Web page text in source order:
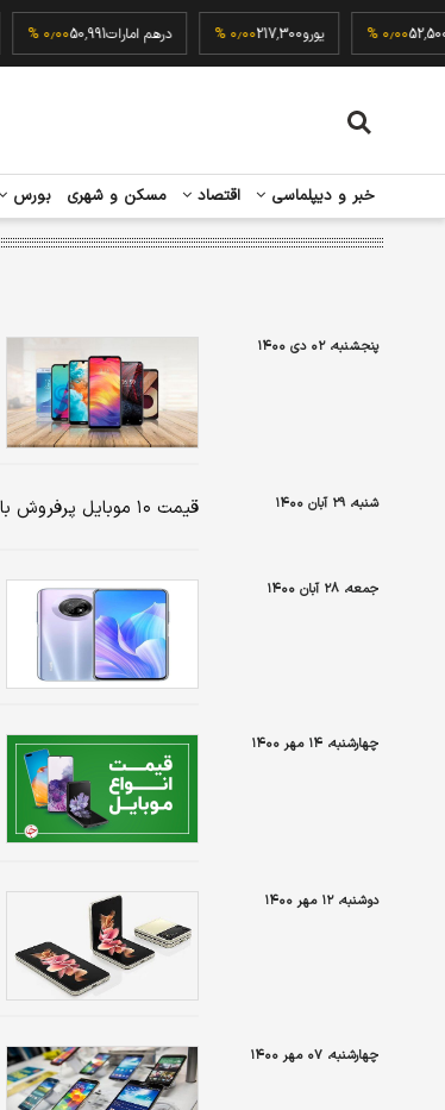
52,500,000۰٫۰۰ % یورو217,300۰٫۰۰ % درهم امارات50,991۰٫۰۰ %
خبر و دیپلماسی اقتصاد مسکن و شهری بورس
پنجشنبه، ۰۲ دی ۱۴۰۰
شنبه، ۲۹ آبان ۱۴۰۰ قیمت ۱۰ موبایل پرفروش بازار چند؟
جمعه، ۲۸ آبان ۱۴۰۰
چهارشنبه، ۱۴ مهر ۱۴۰۰
دوشنبه، ۱۲ مهر ۱۴۰۰
چهارشنبه، ۰۷ مهر ۱۴۰۰